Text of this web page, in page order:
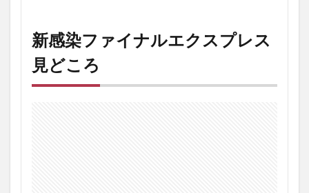
新感染ファイナルエクスプレス
見どころ